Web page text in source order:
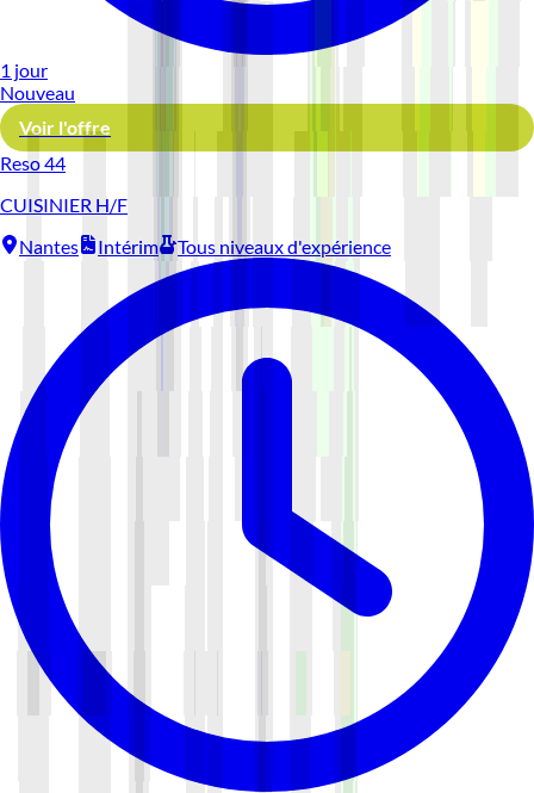
1 jour
Nouveau
Voir l'offre
Reso 44
CUISINIER H/F
Nantes
Intérim Tous niveaux d'expérience